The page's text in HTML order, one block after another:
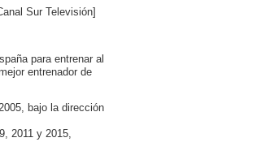
Sur Televisión]
para entrenar al
entrenador de
bajo la dirección
2011 y 2015,